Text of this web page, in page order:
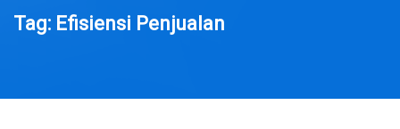
Tag: Efisiensi Penjualan